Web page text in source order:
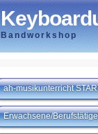
Bandworkshop
ah-musikunterricht
Erwachsene/Berufstätige